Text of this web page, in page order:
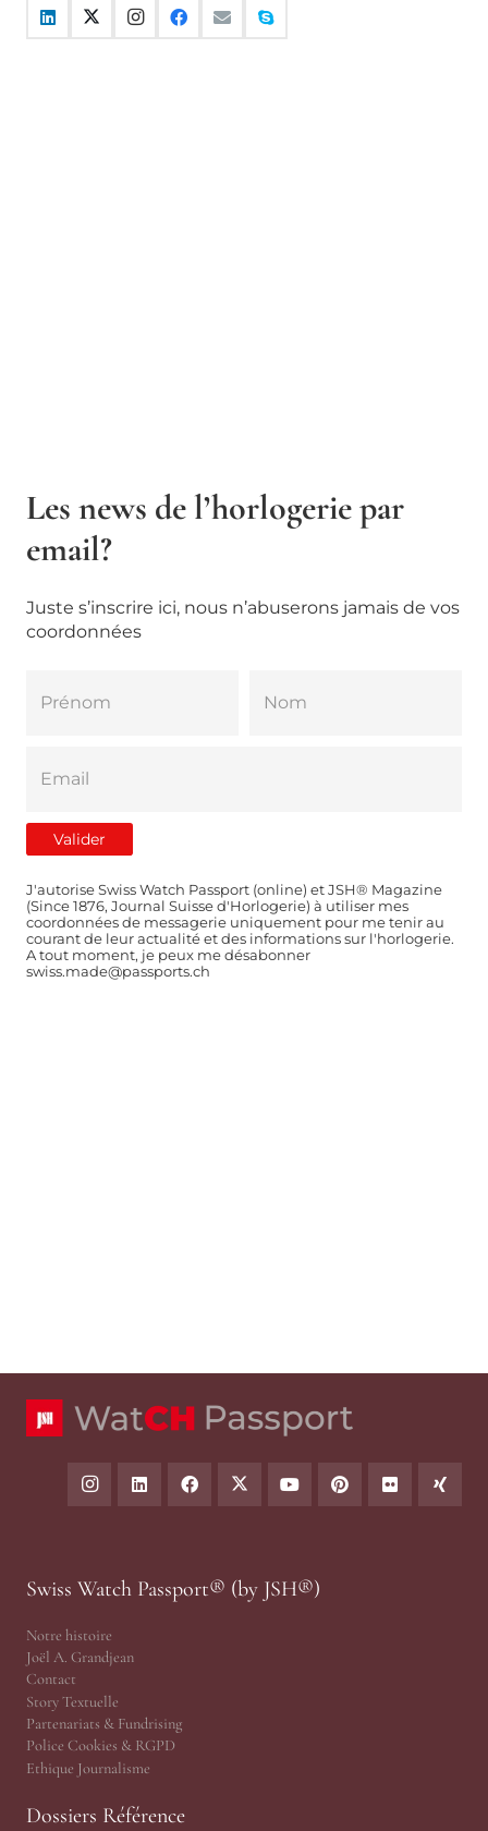
Les news de l’horlogerie par
email?
Juste s’inscrire ici, nous n’abuserons jamais de vos
coordonnées
J'autorise Swiss Watch Passport (online) et JSH® Magazine
(Since 1876, Journal Suisse d'Horlogerie) à utiliser mes
coordonnées de messagerie uniquement pour me tenir au
courant de leur actualité et des informations sur l'horlogerie.
A tout moment, je peux me désabonner
swiss.made@passports.ch
Swiss Watch Passport® (by JSH®)
Notre histoire
Joël A. Grandjean
Contact
Story Textuelle
Partenariats & Fundrising
Police Cookies & RGPD
Ethique Journalisme
Dossiers Référence